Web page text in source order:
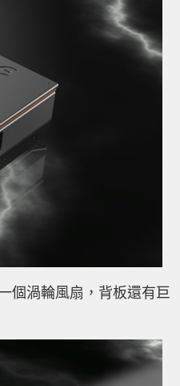
個渦輪風扇，背板還有巨